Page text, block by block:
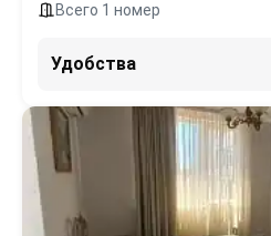
Всего 1 номер
Удобства